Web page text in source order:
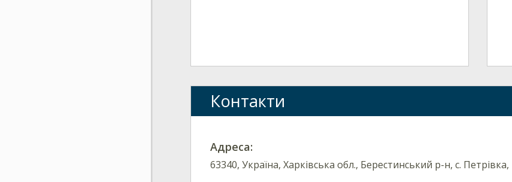
Контакти
Адреса:
63340, Україна, Харківська обл., Берестинський р-н, с.